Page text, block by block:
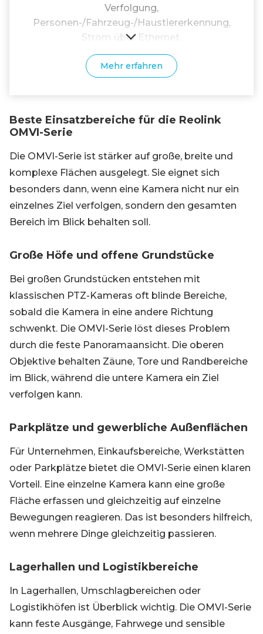
Verfolgung,
Personen-/Fahrzeug-/Haustiererkennung,
Strom über Ethernet.
Mehr erfahren
Beste Einsatzbereiche für die Reolink
OMVI-Serie
Die OMVI-Serie ist stärker auf große, breite und
komplexe Flächen ausgelegt. Sie eignet sich
besonders dann, wenn eine Kamera nicht nur ein
einzelnes Ziel verfolgen, sondern den gesamten
Bereich im Blick behalten soll.
Große Höfe und offene Grundstücke
Bei großen Grundstücken entstehen mit
klassischen PTZ-Kameras oft blinde Bereiche,
sobald die Kamera in eine andere Richtung
schwenkt. Die OMVI-Serie löst dieses Problem
durch die feste Panoramaansicht. Die oberen
Objektive behalten Zäune, Tore und Randbereiche
im Blick, während die untere Kamera ein Ziel
verfolgen kann.
Parkplätze und gewerbliche Außenflächen
Für Unternehmen, Einkaufsbereiche, Werkstätten
oder Parkplätze bietet die OMVI-Serie einen klaren
Vorteil. Eine einzelne Kamera kann eine große
Fläche erfassen und gleichzeitig auf einzelne
Bewegungen reagieren. Das ist besonders hilfreich,
wenn mehrere Dinge gleichzeitig passieren.
Lagerhallen und Logistikbereiche
In Lagerhallen, Umschlagbereichen oder
Logistikhöfen ist Überblick wichtig. Die OMVI-Serie
kann feste Ausgänge, Fahrwege und sensible